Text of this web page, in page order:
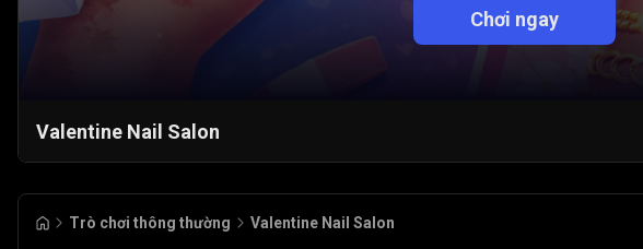
Chơi ngay
Valentine Nail Salon
Trò chơi thông thường Valentine Nail Salon